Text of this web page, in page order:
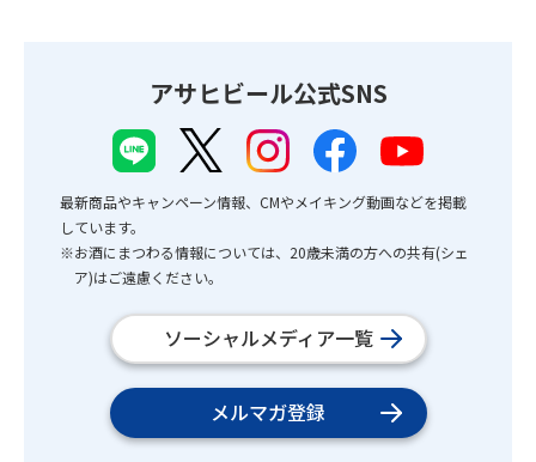
アサヒビール公式SNS
最新商品やキャンペーン情報、CMやメイキング動画などを掲載
しています。
※お酒にまつわる情報については、20歳未満の方への共有(シェ
ア)はご遠慮ください。
ソーシャルメディア一覧
メルマガ登録